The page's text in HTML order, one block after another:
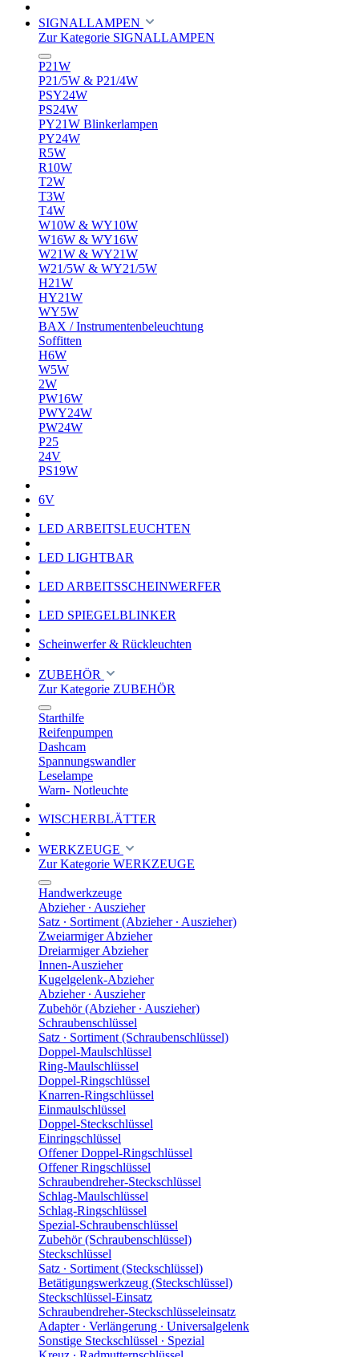
SIGNALLAMPEN
Zur Kategorie SIGNALLAMPEN
P21W
P21/5W & P21/4W
PSY24W
PS24W
PY21W Blinkerlampen
PY24W
R5W
R10W
T2W
T3W
T4W
W10W & WY10W
W16W & WY16W
W21W & WY21W
W21/5W & WY21/5W
H21W
HY21W
WY5W
BAX / Instrumentenbeleuchtung
Soffitten
H6W
W5W
2W
PW16W
PWY24W
PW24W
P25
24V
PS19W
6V
LED ARBEITSLEUCHTEN
LED LIGHTBAR
LED ARBEITSSCHEINWERFER
LED SPIEGELBLINKER
Scheinwerfer & Rückleuchten
ZUBEHÖR
Zur Kategorie ZUBEHÖR
Starthilfe
Reifenpumpen
Dashcam
Spannungswandler
Leselampe
Warn- Notleuchte
WISCHERBLÄTTER
WERKZEUGE
Zur Kategorie WERKZEUGE
Handwerkzeuge
Abzieher ∙ Auszieher
Satz ∙ Sortiment (Abzieher ∙ Auszieher)
Zweiarmiger Abzieher
Dreiarmiger Abzieher
Innen-Auszieher
Kugelgelenk-Abzieher
Abzieher ∙ Auszieher
Zubehör (Abzieher ∙ Auszieher)
Schraubenschlüssel
Satz ∙ Sortiment (Schraubenschlüssel)
Doppel-Maulschlüssel
Ring-Maulschlüssel
Doppel-Ringschlüssel
Knarren-Ringschlüssel
Einmaulschlüssel
Doppel-Steckschlüssel
Einringschlüssel
Offener Doppel-Ringschlüssel
Offener Ringschlüssel
Schraubendreher-Steckschlüssel
Schlag-Maulschlüssel
Schlag-Ringschlüssel
Spezial-Schraubenschlüssel
Zubehör (Schraubenschlüssel)
Steckschlüssel
Satz ∙ Sortiment (Steckschlüssel)
Betätigungswerkzeug (Steckschlüssel)
Steckschlüssel-Einsatz
Schraubendreher-Steckschlüsseleinsatz
Adapter ∙ Verlängerung ∙ Universalgelenk
Sonstige Steckschlüssel ∙ Spezial